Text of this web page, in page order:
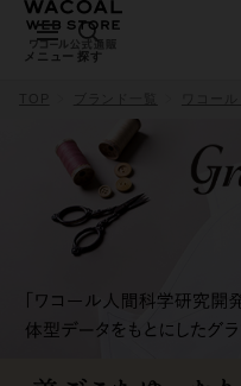
メニュー 探す